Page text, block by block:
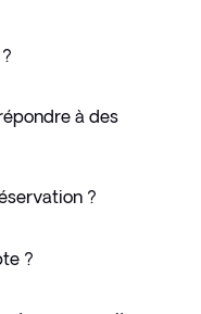
à des
?
?